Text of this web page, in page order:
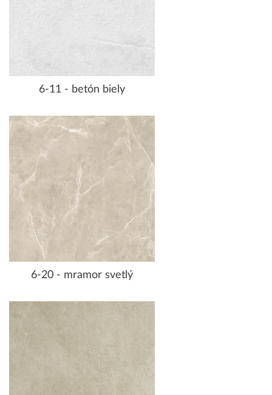
6-11 - betón biely
6-20 - mramor svetlý